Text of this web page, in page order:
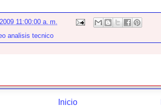
11:00:00 a. m.
analisis tecnico
Inicio